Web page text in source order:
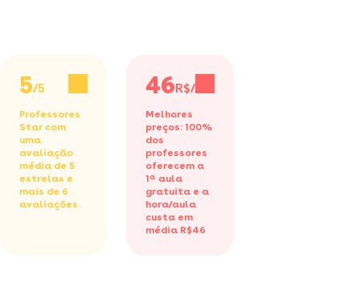
5/5
Professores
Star com
uma
avaliação
média de 5
estrelas e
mais de 6
avaliações.
46R$/h
Melhores
preços: 100%
dos
professores
oferecem a
1ª aula
gratuita e a
hora/aula
custa em
média R$46